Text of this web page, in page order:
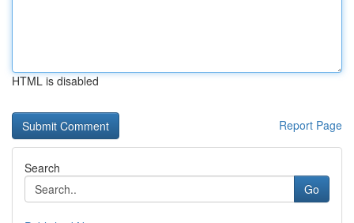
HTML is disabled
Report Page
Search
Go